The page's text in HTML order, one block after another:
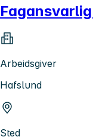
Arbeidsgiver
Hafslund
Sted